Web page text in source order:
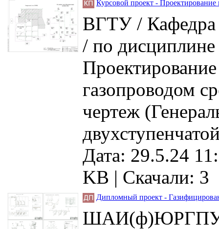
Курсовой проект - Проектирование
ВГТУ / Кафедра
/ по дисциплине
Проектирование
газопроводом
чертеж
Дата: 29.5.24
KB | Скачали: 3
Дипломный проект -
ШАИ(ф)ЮРГПУ /